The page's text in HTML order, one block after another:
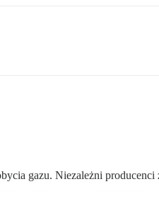
gazu. Niezależni